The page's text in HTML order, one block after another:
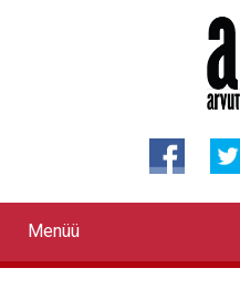
Primary
links
Menüü